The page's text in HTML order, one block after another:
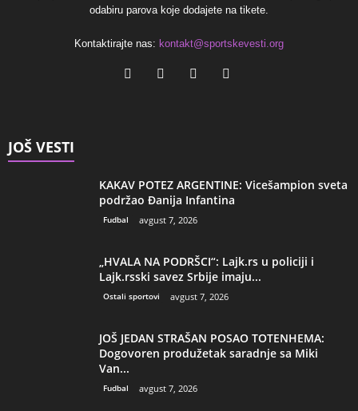
odabiru parova koje dodajete na tikete.
Kontaktirajte nas: kontakt@sportskevesti.org
JOŠ VESTI
KAKAV POTEZ ARGENTINE: Vicešampion sveta
podržao Đanija Infantina
Fudbal avgust 7, 2026
„HVALA NA PODRŠCI“: Lajk.rs u policiji i
Lajk.rsski savez Srbije imaju...
Ostali sportovi avgust 7, 2026
JOŠ JEDAN STRAŠAN POSAO TOTENHEMA:
Dogovoren produžetak saradnje sa Miki
Van...
Fudbal avgust 7, 2026